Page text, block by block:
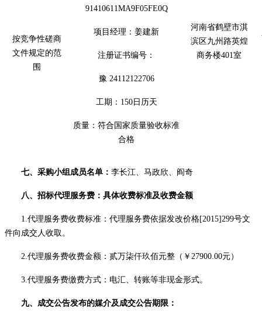
按竞争性磋商
文件规定的范
围
91410611MA9F05FE0Q
项目经理： 姜建新
注册证书编号：
豫 24112122706
工期： 150日历天
质量： 符合国家质量验收标准
合格
河南省鹤壁市淇
滨区九州路英煌
商务楼401室
七、采购小组成员名单： 李长江、 马政欣、阎奇
八、招标代理服务费 ： 具体收费标准及收费金额
1.代理服务费收费标准：代理服务费依据发改价格[2015]299号文
件向成交人收取。
2.代理服务费收费金额： 贰万柒仟玖佰元整（￥ 27900.00元）
3.代理服务费缴费方式：电汇、转账等非现金形式。
九、成交公告发布的媒介及成交公告期限 ：